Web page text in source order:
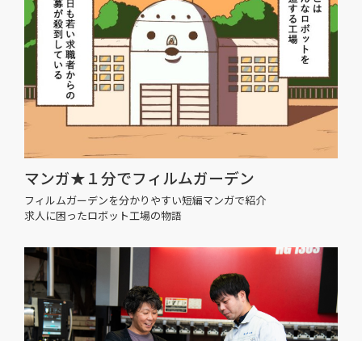
マンガ★１分でフィルムガーデン
フィルムガーデンを分かりやすい短編マンガで紹介
求人に困ったロボット工場の物語